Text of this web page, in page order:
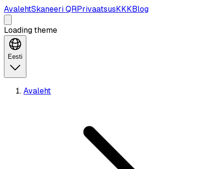
AvalehtSkaneeri QRPrivaatsusKKKBlog
Loading theme
Eesti
Avaleht